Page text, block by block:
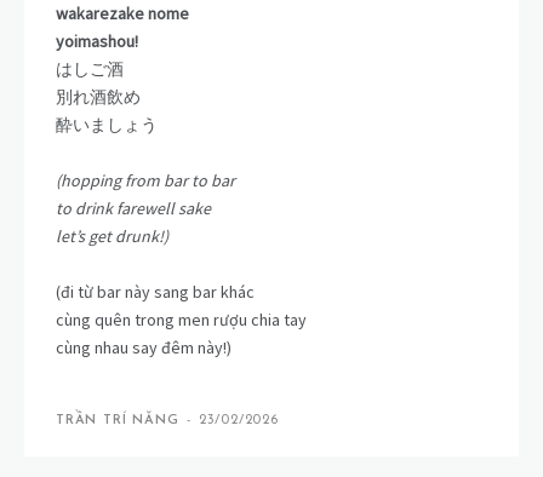
wakarezake nome
yoimashou!
はしご酒
別れ酒飲め
酔いましょう
(hopping from bar to bar
to drink farewell sake
let’s get drunk!)
(đi từ bar này sang bar khác
cùng quên trong men rượu chia tay
cùng nhau say đêm này!)
TRẦN TRÍ NĂNG - 23/02/2026